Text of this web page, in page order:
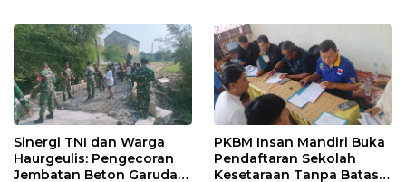
Muscablub
Sinergi TNI dan Warga
Haurgeulis: Pengecoran
Jembatan Beton Garuda
PKBM Insan Mandiri Buka
Pendaftaran Sekolah
Kesetaraan Tanpa Batas